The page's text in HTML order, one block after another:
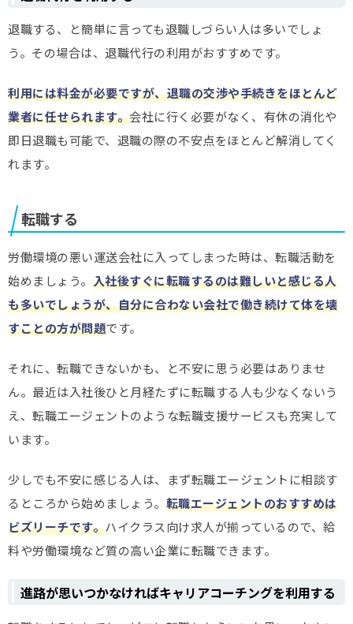
退職する、と簡単に言っても退職しづらい人は多いでしょ
う。その場合は、退職代行の利用がおすすめです。
利用には料金が必要ですが、退職の交渉や手続きをほとんど
業者に任せられます。会社に行く必要がなく、有休の消化や
即日退職も可能で、退職の際の不安点をほとんど解消してく
れます。
転職する
労働環境の悪い運送会社に入ってしまった時は、転職活動を
始めましょう。 入社後すぐに転職するのは難しいと感じる人
も多いでしょうが、自分に合わない会社で働き続けて体を壊
すことの方が問題です。
それに、転職できないかも、と不安に思う必要はありませ
ん。最近は入社後ひと月経たずに転職する人も少なくないう
え、転職エージェントのような転職支援サービスも充実して
います。
少しでも不安に感じる人は、まず転職エージェントに相談す
るところから始めましょう。 転職エージェントのおすすめは
ビズリーチです。ハイクラス向け求人が揃っているので、給
料や労働環境など質の高い企業に転職できます。
進路が思いつかなければキャリアコーチングを利用する